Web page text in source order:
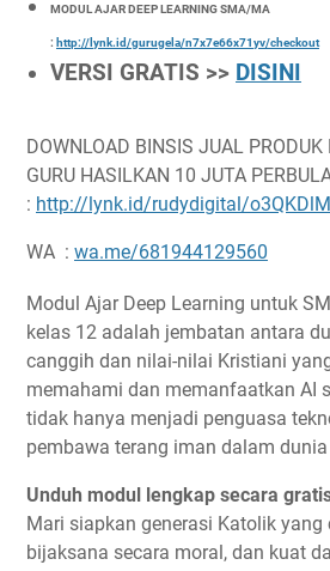
MODUL AJAR DEEP LEARNING SMA/MA
: http://lynk.id/gurugela/n7x7e66x71yv/checkout
VERSI GRATIS >> DISINI
DOWNLOAD BINSIS JUAL PRODUK
GURU HASILKAN 10 JUTA
: http://lynk.id/rudydigital/o3QKDlM
WA : wa.me/681944129560
Modul Ajar Deep Learning untuk
kelas 12 adalah jembatan antara
canggih dan nilai-nilai Kristiani
memahami dan memanfaatkan AI
tidak hanya menjadi penguasa
pembawa terang iman dalam
Unduh modul lengkap secara
Mari siapkan generasi Katolik yang
bijaksana secara moral, dan kuat